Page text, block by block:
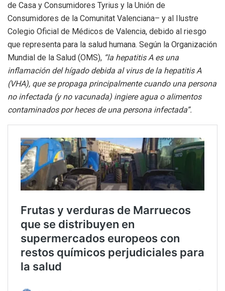
de Casa y Consumidores Tyrius y la Unión de
Consumidores de la Comunitat Valenciana– y al Ilustre
Colegio Oficial de Médicos de Valencia, debido al riesgo
que representa para la salud humana. Según la Organización
Mundial de la Salud (OMS), “la hepatitis A es una
inflamación del hígado debida al virus de la hepatitis A
(VHA), que se propaga principalmente cuando una persona
no infectada (y no vacunada) ingiere agua o alimentos
contaminados por heces de una persona infectada”.